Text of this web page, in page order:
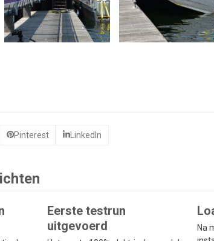
Pinterest LinkedIn
Eerste testrun
uitgevoerd
Na